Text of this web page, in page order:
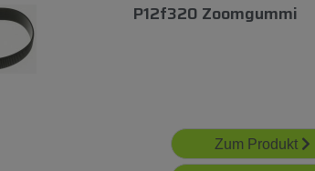
P12f320 Zoomgummi
Zum Produkt